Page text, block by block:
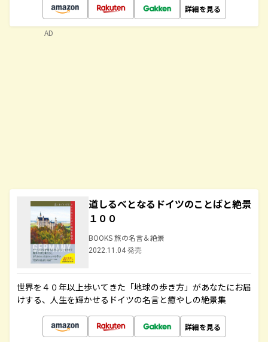
詳細を見る
道しるべとなるドイツのことばと絶景
１００
BOOKS 旅の名言＆絶景
2022.11.04 発売
世界を４０年以上歩いてきた「地球の歩き方」があなたにお届
けする、人生を輝かせるドイツの名言と癒やしの絶景集
詳細を見る
AD